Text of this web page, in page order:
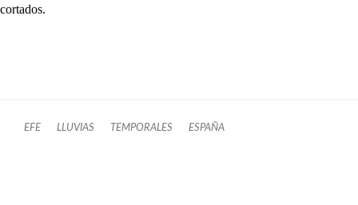
cortados.
EFE LLUVIAS TEMPORALES ESPAÑA